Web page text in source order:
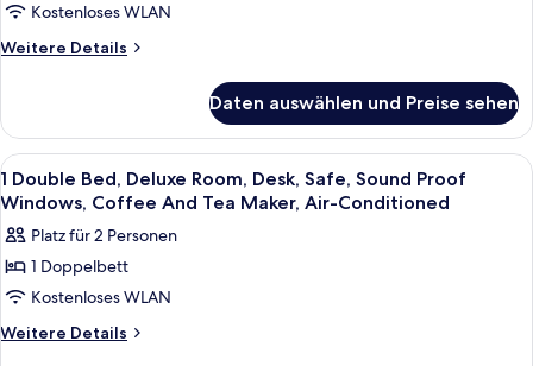
Kostenloses WLAN
Weitere Details
Weitere
Double
Bed,
Business
Room,
Safe,
Sound
Windows,
Coffee
And
Daten auswählen und Preise sehen
Alle
Fotos
für
1
Double
Bed,
Deluxe
Zimmersafe, Schreibtisch,
1
1 Double Bed, Deluxe Room, Desk, Safe, Sound Proof
Windows, Coffee And Tea Maker, Air-Conditioned
Platz für 2 Personen
1 Doppelbett
Kostenloses WLAN
Weitere Details
Weitere